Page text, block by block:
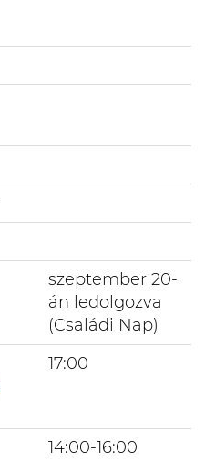
szeptember 20-
án ledolgozva
(Családi Nap)
17:00
14:00-16:00